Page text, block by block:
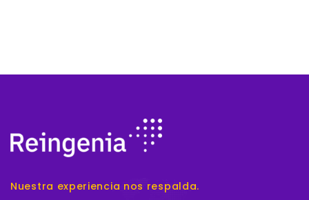
Nuestra experiencia nos respalda.